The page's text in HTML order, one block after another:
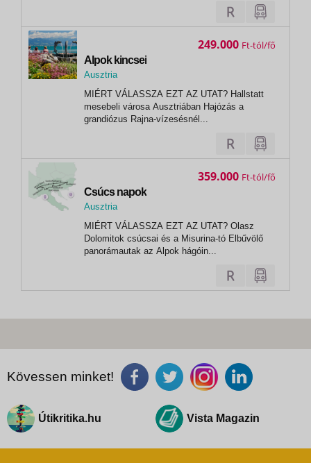
Alpok kincsei
Ausztria
Salzburg
MIÉRT VÁLASSZA EZT AZ UTAT? Hallstatt
mesebeli városa Ausztriában Hajózás a
grandiózus Rajna-vízesésnél...
249.000 Ft
Csúcs napok
Ausztria
, St Wolfgang (Wolfgangsee)
MIÉRT VÁLASSZA EZT AZ UTAT? Olasz
Dolomitok csúcsai és a Misurina-tó Elbűvölő
panorámautak az Alpok hágóin...
359.000 Ft
Kövessen minket!
Útikritika.hu Vista Magazin